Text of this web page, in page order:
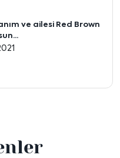
ve ailesi Red Brown